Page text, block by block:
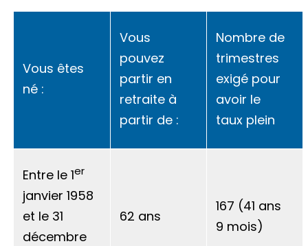
Vous êtes
né :
Vous
pouvez
partir en
retraite à
partir de :
Nombre de
trimestres
exigé pour
avoir le
taux plein
Entre le 1er
janvier 1958
et le 31
décembre
62 ans
167 (41 ans
9 mois)